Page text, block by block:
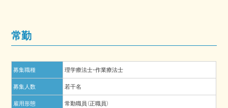
常勤
募集職種 理学療法士・作業療法士
募集人数 若干名
雇用形態 常勤職員（正職員）